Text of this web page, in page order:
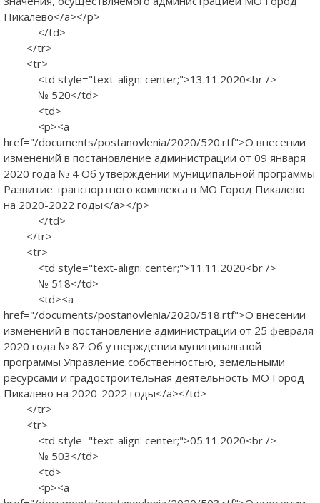
Пикалево</a></p>
</td>
</tr>
<tr>
<td style="text-align: center;">13.11.2020<br />
№ 520</td>
<td>
<p><a
href="/documents/postanovlenia/2020/520.rtf">О внесении
изменений в постановление администрации от 09 января
2020 года № 4 Об утверждении муниципальной программы
Развитие транспортного комплекса в МО Город Пикалево
на 2020-2022 годы</a></p>
</td>
</tr>
<tr>
<td style="text-align: center;">11.11.2020<br />
№ 518</td>
<td><a
href="/documents/postanovlenia/2020/518.rtf">О внесении
изменений в постановление администрации от 25 февраля
2020 года № 87 Об утверждении муниципальной
программы Управление собственностью, земельными
ресурсами и градостроительная деятельность МО Город
Пикалево на 2020-2022 годы</a></td>
</tr>
<tr>
<td style="text-align: center;">05.11.2020<br />
№ 503</td>
<td>
<p><a